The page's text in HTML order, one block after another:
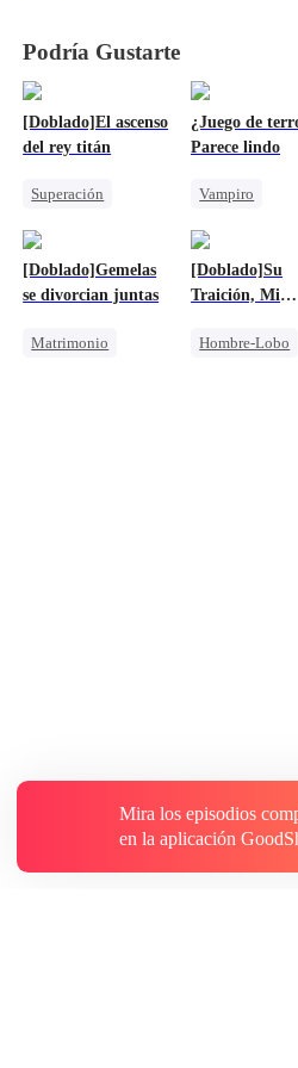
Podría Gustarte
[Doblado]El ascenso
del rey titán
Superación
Contraataque
¿Juego de
Parece lindo
Vampiro
Amor Prohibido
[Doblado]Gemelas
se divorcian juntas
Matrimonio
[Doblado]Su
Traición, Mi
Hombre-Lobo
Mira los episodios
en la aplicación